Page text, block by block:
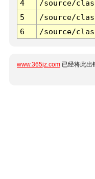
4
/source/
5
/source/
6
/source/
www.365jz.com 已经将此出